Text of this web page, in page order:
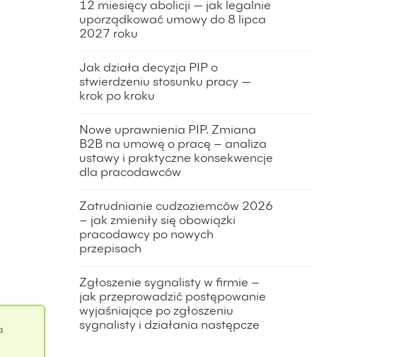
12 miesięcy abolicji — jak legalnie
uporządkować umowy do 8 lipca
2027 roku
Jak działa decyzja PIP o
stwierdzeniu stosunku pracy —
krok po kroku
Nowe uprawnienia PIP. Zmiana
B2B na umowę o pracę – analiza
ustawy i praktyczne konsekwencje
dla pracodawców
Zatrudnianie cudzoziemców 2026
– jak zmieniły się obowiązki
pracodawcy po nowych
przepisach
Zgłoszenie sygnalisty w firmie –
jak przeprowadzić postępowanie
wyjaśniające po zgłoszeniu
sygnalisty i działania następcze